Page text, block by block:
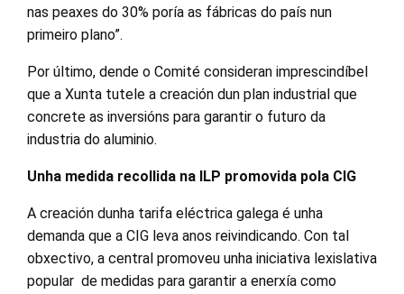
nas peaxes do 30% poría as fábricas do país nun
primeiro plano”.
Por último, dende o Comité consideran imprescindíbel
que a Xunta tutele a creación dun plan industrial que
concrete as inversións para garantir o futuro da
industria do aluminio.
Unha medida recollida na ILP promovida pola CIG
A creación dunha tarifa eléctrica galega é unha
demanda que a CIG leva anos reivindicando. Con tal
obxectivo, a central promoveu unha iniciativa lexislativa
popular de medidas para garantir a enerxía como